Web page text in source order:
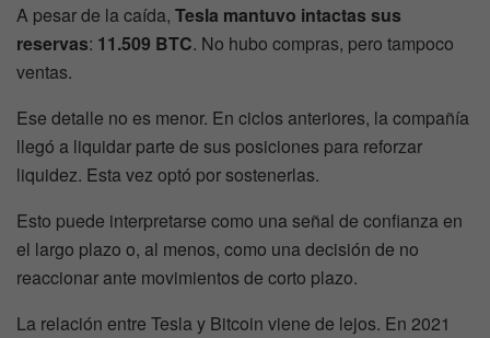
A pesar de la caída, Tesla mantuvo intactas sus
reservas: 11.509 BTC. No hubo compras, pero tampoco
ventas.
Ese detalle no es menor. En ciclos anteriores, la compañía
llegó a liquidar parte de sus posiciones para reforzar
liquidez. Esta vez optó por sostenerlas.
Esto puede interpretarse como una señal de confianza en
el largo plazo o, al menos, como una decisión de no
reaccionar ante movimientos de corto plazo.
La relación entre Tesla y Bitcoin viene de lejos. En 2021